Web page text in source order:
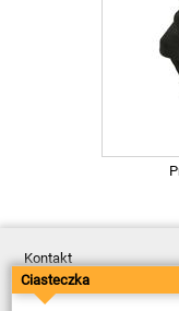
Kontakt
Dostawa
Płatność
Zwroty
Ciasteczka